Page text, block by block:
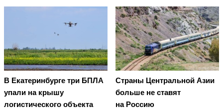
В Екатеринбурге три БПЛА
упали на крышу
логистического объекта
Страны Центральной Азии
больше не ставят
на Россию